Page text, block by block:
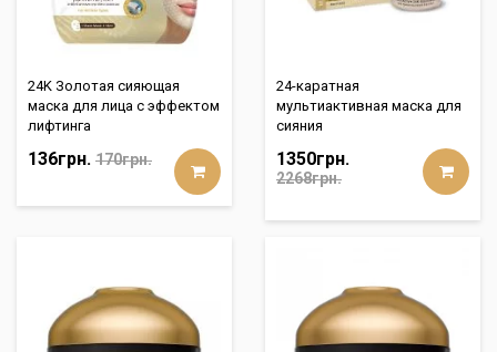
24K Золотая сияющая
маска для лица с эффектом
лифтинга
136грн. 170грн.
24-каратная
мультиактивная маска для
сияния
1350грн.
2268грн.